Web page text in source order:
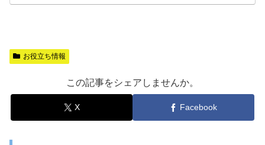
お役立ち情報
この記事をシェアしませんか。
X Facebook